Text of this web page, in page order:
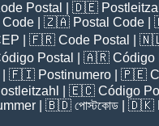
Postal | 🇩🇪
Code | 🇿🇦 Postal Code |
| 🇫🇷 Code Postal |
Postal | 🇦🇷 Código
| 🇫🇮 Postinumero | 🇵🇪
| 🇪🇨 Código
| 🇧🇩 পোস্টকোড | 🇩🇰